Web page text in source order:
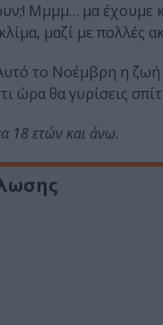
Μμμμ… μα
μαζί με πολλές
το Νοέμβρη η
ώρα θα γυρίσεις
18 ετών και άνω.